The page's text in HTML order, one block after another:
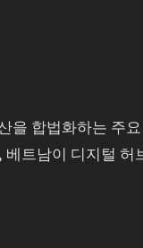
합법화하는 주
트남이 디지털